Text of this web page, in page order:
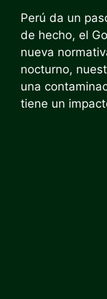
Perú da un
de hecho, el
nueva
nocturno,
una
tiene un